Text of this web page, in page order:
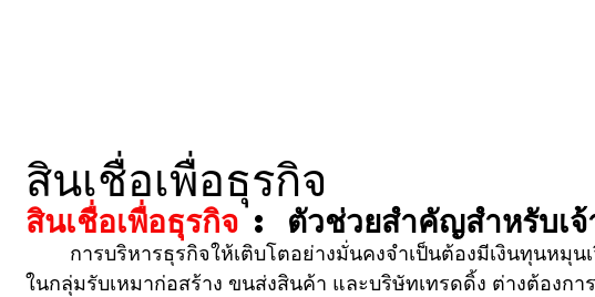
สินเชื่อเพื่อธุรกิจ
สินเชื่อเพื่อธุรกิจ : ตัวช่วยสำคัญสำหรับเจ้
ในกลุ่มรับเหมาก่อสร้าง ขนส่งสินค้า และบริษัทเทรดดิ้ง ต่างต้องกา